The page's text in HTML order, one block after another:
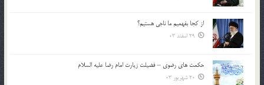
از كجا بفهميم ما ناجی هستیم؟
29 اسفند 03
حکمت های رضوی – فضیلت زیارت امام رضا علیه السلام
20 شهریور 03